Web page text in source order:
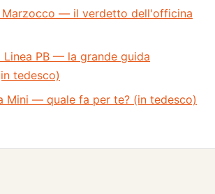
Marzocco — il verdetto dell'officina
Linea PB — la grande guida
tedesco)
Mini — quale fa per te? (in tedesco)